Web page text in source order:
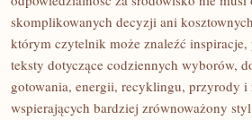
skomplikowanych decyzji ani
którym czytelnik może znaleźć inspiracje,
teksty dotyczące codziennych wyborów,
gotowania, energii, recyklingu, przyrody i
wspierających bardziej zrównoważony styl